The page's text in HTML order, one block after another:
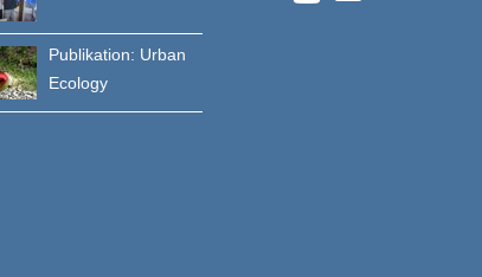
Publikation: Urban
Ecology